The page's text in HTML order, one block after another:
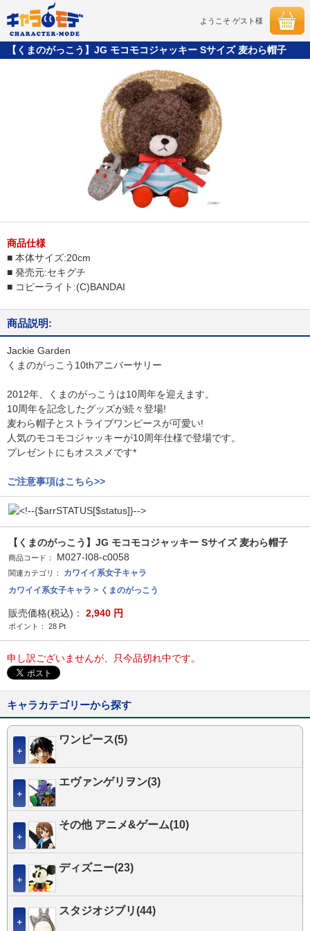
ようこそ ゲスト様
【くまのがっこう】JG モコモコジャッキー Sサイズ 麦わら帽子
商品仕様
■ 本体サイズ:20cm
■ 発売元:セキグチ
■ コピーライト:(C)BANDAI
商品説明:
Jackie Garden
くまのがっこう10thアニバーサリー
2012年、くまのがっこうは10周年を迎えます。
10周年を記念したグッズが続々登場!
麦わら帽子とストライプワンピースが可愛い!
人気のモコモコジャッキーが10周年仕様で登場です。
プレゼントにもオススメです*
ご注意事項はこちら>>
【くまのがっこう】JG モコモコジャッキー Sサイズ 麦わら帽子
商品コード： M027-I08-c0058
関連カテゴリ：
カワイイ系女子キャラ
カワイイ系女子キャラ > くまのがっこう
販売価格(税込)： 2,940 円
ポイント： 28 Pt
申し訳ございませんが、只今品切れ中です。
キャラカテゴリーから探す
＋
ワンピース(5)
＋
エヴァンゲリヲン(3)
＋
その他 アニメ&ゲーム(10)
＋
ディズニー(23)
＋
スタジオジブリ(44)